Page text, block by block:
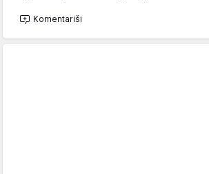
Komentariši